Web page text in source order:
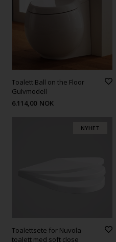
Toalett Ball on the Floor
Gulvmodell
6.114,00 NOK
NYHET
Toalettsete for Nuvola
toalett med soft close